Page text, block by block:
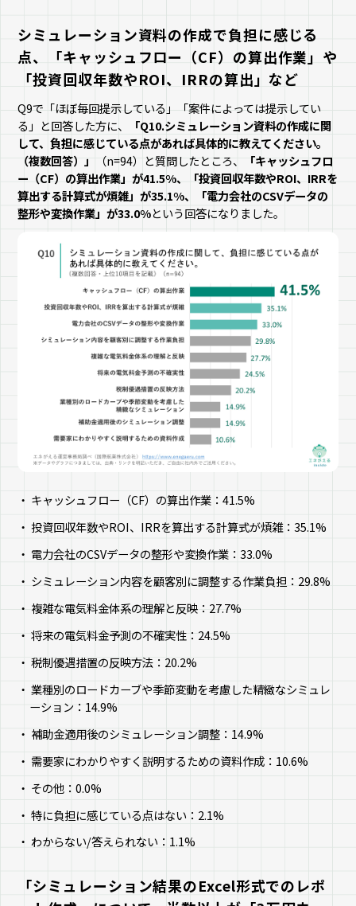
シミュレーション資料の作成で負担に感じる
点、「キャッシュフロー（CF）の算出作業」や
「投資回収年数やROI、IRRの算出」など
Q9で「ほぼ毎回提示している」「案件によっては提示してい
る」と回答した方に、
「Q10.シミュレーション資料の作成に関
して、負担に感じている点があれば具体的に教えてください。
（複数回答）」
（n=94）と質問したところ、
「キャッシュフロ
ー（CF）の算出作業」が41.5%、「投資回収年数やROI、IRRを
算出する計算式が煩雑」が35.1%、「電力会社のCSVデータの
整形や変換作業」が33.0%という回答になりました。
キャッシュフロー（CF）の算出作業：41.5%
投資回収年数やROI、IRRを算出する計算式が煩雑：35.1%
電力会社のCSVデータの整形や変換作業：33.0%
シミュレーション内容を顧客別に調整する作業負担：29.8%
複雑な電気料金体系の理解と反映：27.7%
将来の電気料金予測の不確実性：24.5%
税制優遇措置の反映方法：20.2%
業種別のロードカーブや季節変動を考慮した精緻なシミュレ
ーション：14.9%
補助金適用後のシミュレーション調整：14.9%
需要家にわかりやすく説明するための資料作成：10.6%
その他：0.0%
特に負担に感じている点はない：2.1%
わからない/答えられない：1.1%
「シミュレーション結果のExcel形式でのレポ